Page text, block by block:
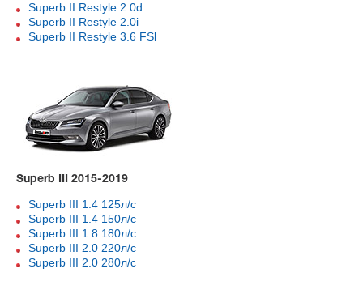
Superb II Restyle 2.0d
Superb II Restyle 2.0i
Superb II Restyle 3.6 FSl
Superb III 2015-2019
Superb III 1.4 125л/с
Superb III 1.4 150л/с
Superb III 1.8 180л/с
Superb III 2.0 220л/с
Superb III 2.0 280л/с